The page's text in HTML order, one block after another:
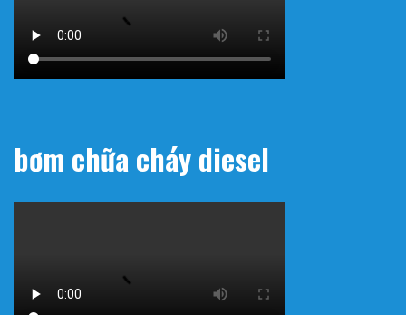
bơm chữa cháy diesel